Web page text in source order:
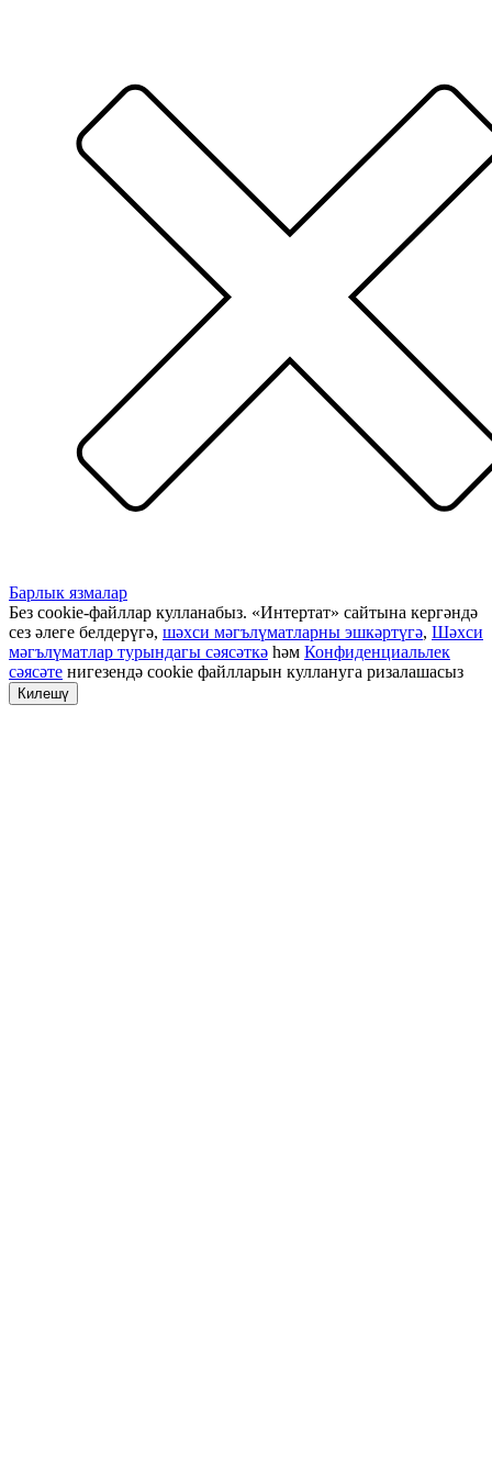
Барлык язмалар
Без cookie-файллар кулланабыз. «Интертат» сайтына кергәндә
сез әлеге белдерүгә, шәхси мәгълүматларны эшкәртүгә, Шәхси
мәгълүматлар турындагы сәясәткә һәм Конфиденциальлек
сәясәте нигезендә cookie файлларын куллануга ризалашасыз
Килешү